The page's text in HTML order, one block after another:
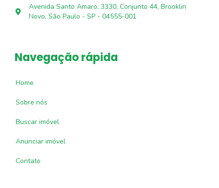
Avenida Santo Amaro, 3330, Conjunto 44, Brooklin
Novo, São Paulo - SP - 04555-001
Navegação rápida
Home
Sobre nós
Buscar imóvel
Anunciar imóvel
Contato